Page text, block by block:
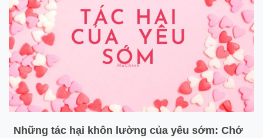
Những tác hại khôn lường của yêu sớm: Chớ